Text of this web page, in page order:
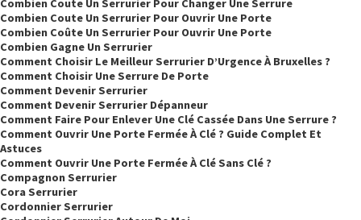
Combien Coute Un Serrurier Pour Changer Une Serrure
Combien Coute Un Serrurier Pour Ouvrir Une Porte
Combien Coûte Un Serrurier Pour Ouvrir Une Porte
Combien Gagne Un Serrurier
Comment Choisir Le Meilleur Serrurier D’Urgence À Bruxelles ?
Comment Choisir Une Serrure De Porte
Comment Devenir Serrurier
Comment Devenir Serrurier Dépanneur
Comment Faire Pour Enlever Une Clé Cassée Dans Une Serrure ?
Comment Ouvrir Une Porte Fermée À Clé ? Guide Complet Et
Astuces
Comment Ouvrir Une Porte Fermée À Clé Sans Clé ?
Compagnon Serrurier
Cora Serrurier
Cordonnier Serrurier